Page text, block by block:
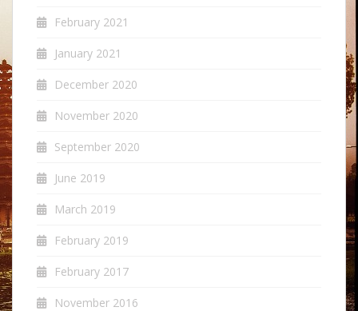
February 2021
January 2021
December 2020
November 2020
September 2020
June 2019
March 2019
February 2019
February 2017
November 2016